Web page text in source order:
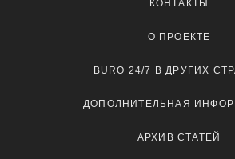
КОНТАКТЫ
О ПРОЕКТЕ
BURO 24/7 В ДРУГИХ
ДОПОЛНИТЕЛЬНАЯ
АРХИВ СТАТЕЙ